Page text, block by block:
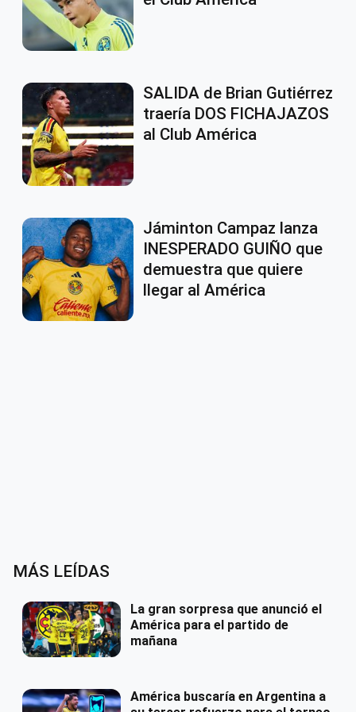
SALIDA de Brian Gutiérrez
traería DOS FICHAJAZOS
al Club América
Jáminton Campaz lanza
INESPERADO GUIÑO que
demuestra que quiere
llegar al América
MÁS LEÍDAS
La gran sorpresa que anunció el
América para el partido de
mañana
América buscaría en Argentina a